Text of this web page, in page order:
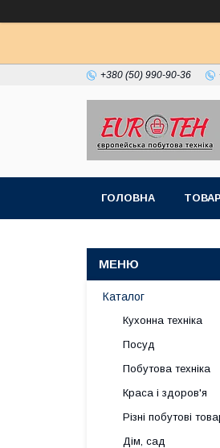
+380 (50) 990-90-36
ГОЛОВНА
Каталог
Кухонна техніка
Посуд
Побутова техніка
Краса і здоров'я
Різні побутові
Дім, сад